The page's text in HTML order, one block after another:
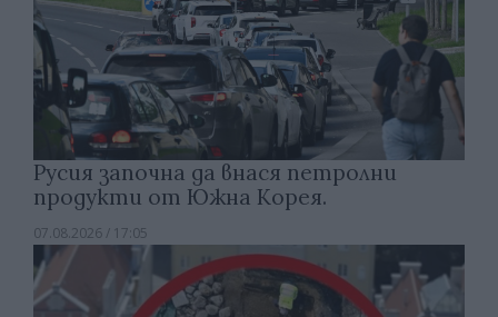
Русия започна да внася петролни
продукти от Южна Корея.
07.08.2026 / 17:05